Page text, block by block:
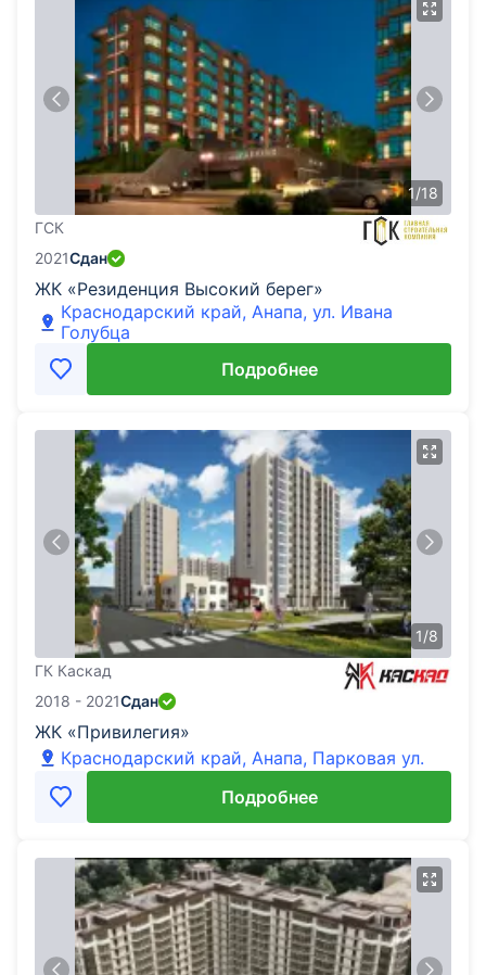
1/18
ГСК
ЖК «Резиденция Высокий берег»
2021Сдан
Краснодарский край, Анапа, ул. Ивана
Голубца
Подробнее
1/8
ГК Каскад
ЖК «Привилегия»
2018 - 2021Сдан
Краснодарский край, Анапа, Парковая ул.
Подробнее